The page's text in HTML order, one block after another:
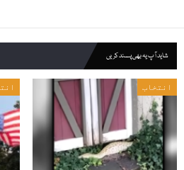
شاید آپ یہ بھی پسند کریں
انتخاب